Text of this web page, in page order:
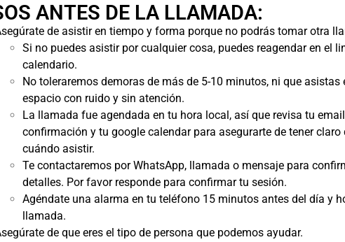
ANTES DE LA LLAMADA:
de asistir en tiempo y forma porque no podrás tomar otra
Si no puedes asistir por cualquier cosa, puedes reagendar en el
calendario.
No toleraremos demoras de más de 5-10 minutos, ni que asistas
espacio con ruido y sin atención.
La llamada fue agendada en tu hora local, así que revisa tu
confirmación y tu google calendar para asegurarte de tener claro
cuándo asistir.
Te contactaremos por WhatsApp, llamada o mensaje para
detalles. Por favor responde para confirmar tu sesión.
Agéndate una alarma en tu teléfono 15 minutos antes del día y
llamada.
de que eres el tipo de persona que podemos ayudar.